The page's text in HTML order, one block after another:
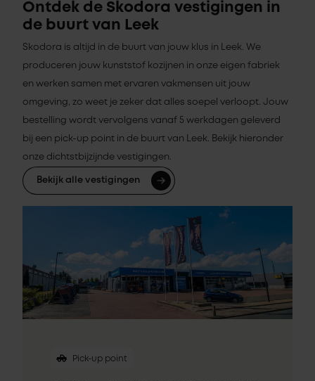
Ontdek de Skodora vestigingen in
de buurt van Leek
Skodora is altijd in de buurt van jouw klus in Leek. We
produceren jouw kunststof kozijnen in onze eigen fabriek
en werken samen met ervaren vakmensen uit jouw
omgeving, zo weet je zeker dat alles soepel verloopt. Jouw
bestelling wordt vervolgens vanaf 5 werkdagen geleverd
bij een pick-up point in de buurt van Leek. Bekijk hieronder
onze dichtstbijzijnde vestigingen.
Bekijk alle vestigingen
Pick-up point